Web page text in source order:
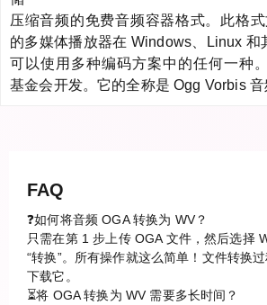
压缩音频的免费音频容器格式。此格
的多媒体播放器在 Windows、Linux 和
可以使用多种编码方案中的任何一种
基金会开发。它的全称是 Ogg Vorbis 音
FAQ
❓如何将音频 OGA 转换为 WV？
只需在第 1 步上传 OGA 文件，然后选择
“转换”。所有操作就这么简单！文件转换
下载它。
⏳将 OGA 转换为 WV 需要多长时间？